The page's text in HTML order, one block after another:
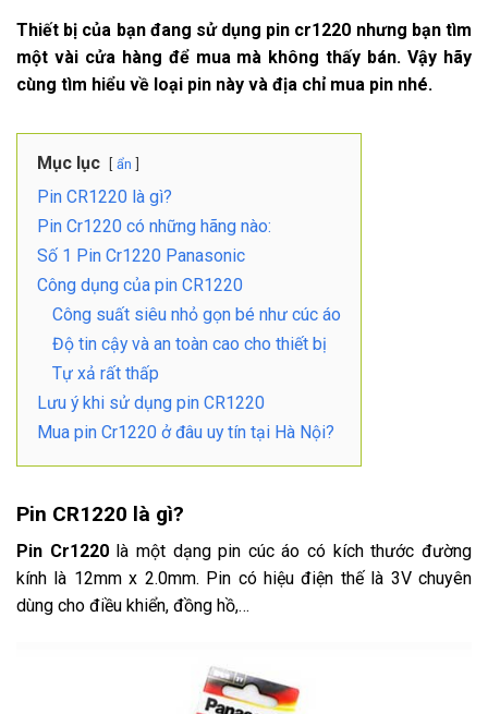
Thiết bị của bạn đang sử dụng pin cr1220 nhưng bạn tìm
một vài cửa hàng để mua mà không thấy bán. Vậy hãy
cùng tìm hiểu về loại pin này và địa chỉ mua pin nhé.
Mục lục ẩn
Pin CR1220 là gì?
Pin Cr1220 có những hãng nào:
Số 1 Pin Cr1220 Panasonic
Công dụng của pin CR1220
Công suất siêu nhỏ gọn bé như cúc áo
Độ tin cậy và an toàn cao cho thiết bị
Tự xả rất thấp
Lưu ý khi sử dụng pin CR1220
Mua pin Cr1220 ở đâu uy tín tại Hà Nội?
Pin CR1220 là gì?
Pin Cr1220 là một dạng pin cúc áo có kích thước đường
kính là 12mm x 2.0mm. Pin có hiệu điện thế là 3V chuyên
dùng cho điều khiển, đồng hồ,…